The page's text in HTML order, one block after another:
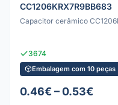
CC1206KRX7R9BB683
Capacitor cerâmico
3674
Embalagem com 10 peças
0.46€ – 0.53€